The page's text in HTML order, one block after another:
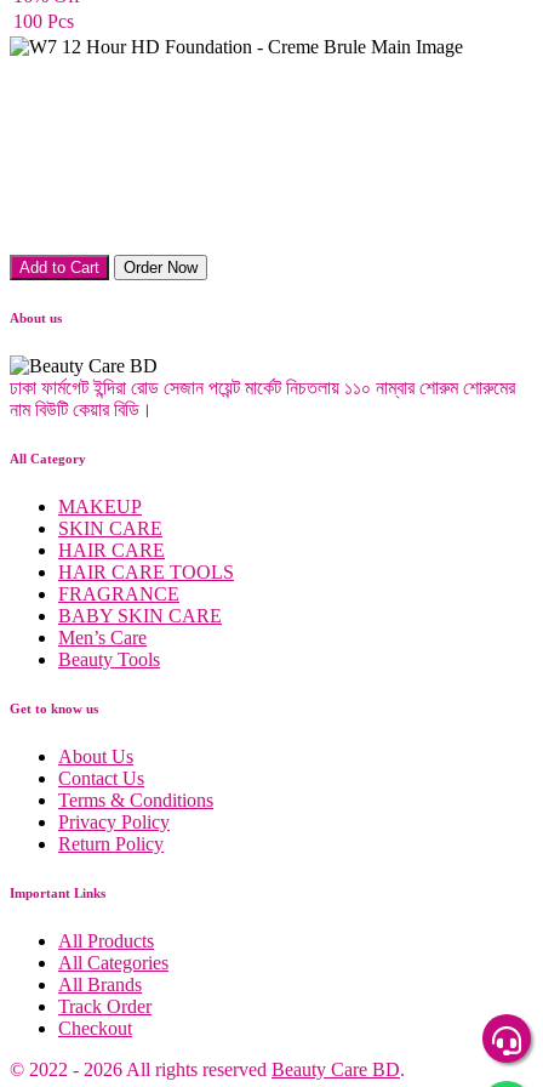
100 Pcs
Foundation
Add to Cart Order Now
About us
ঢাকা ফার্মগেট ইন্দিরা রোড সেজান পয়েন্ট মার্কেট নিচতলায় ১১০ নাম্বার শোরুম শোরুমের
নাম বিউটি কেয়ার বিডি।
All Category
MAKEUP
SKIN CARE
HAIR CARE
HAIR CARE TOOLS
FRAGRANCE
BABY SKIN CARE
Men’s Care
Beauty Tools
Get to know us
About Us
Contact Us
Terms & Conditions
Privacy Policy
Return Policy
Important Links
All Products
All Categories
All Brands
Track Order
Checkout
© 2022 - 2026 All rights reserved Beauty Care BD.